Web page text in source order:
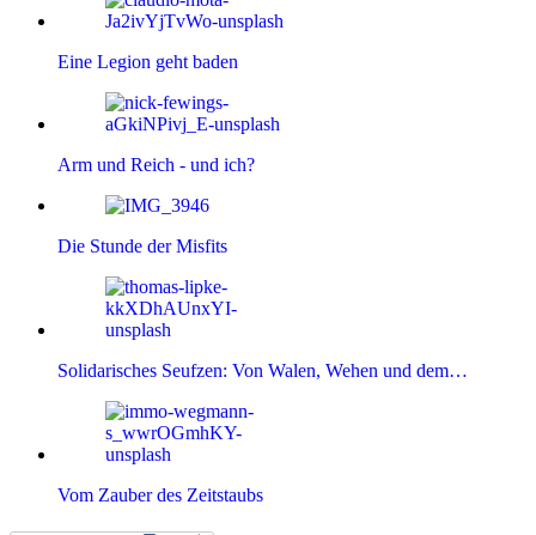
Eine Legion geht baden
Arm und Reich - und ich?
Die Stunde der Misfits
Solidarisches Seufzen: Von Walen, Wehen und dem…
Vom Zauber des Zeitstaubs